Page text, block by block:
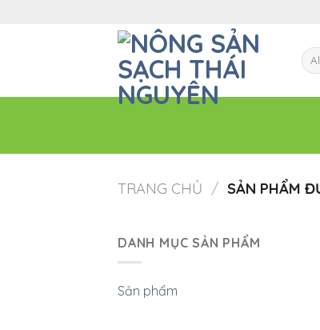
TRANG CHỦ / SẢN PHẨM
DANH MỤC SẢN PHẨM
Sản phẩm